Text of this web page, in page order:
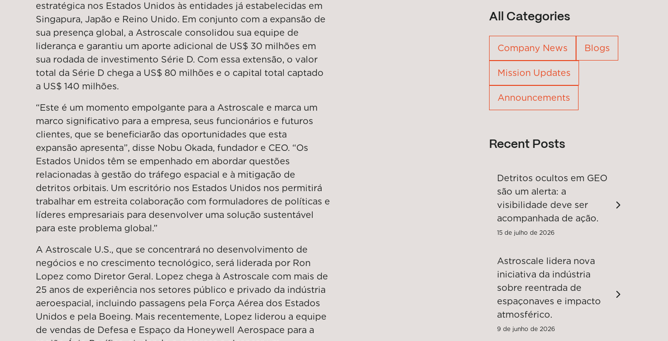
estratégica nos Estados Unidos às entidades já estabelecidas em
Singapura, Japão e Reino Unido. Em conjunto com a expansão de
sua presença global, a Astroscale consolidou sua equipe de
liderança e garantiu um aporte adicional de US$ 30 milhões em
sua rodada de investimento Série D. Com essa extensão, o valor
total da Série D chega a US$ 80 milhões e o capital total captado
a US$ 140 milhões.
“Este é um momento empolgante para a Astroscale e marca um
marco significativo para a empresa, seus funcionários e futuros
clientes, que se beneficiarão das oportunidades que esta
expansão apresenta”, disse Nobu Okada, fundador e CEO. “Os
Estados Unidos têm se empenhado em abordar questões
relacionadas à gestão do tráfego espacial e à mitigação de
detritos orbitais. Um escritório nos Estados Unidos nos permitirá
trabalhar em estreita colaboração com formuladores de políticas e
líderes empresariais para desenvolver uma solução sustentável
para este problema global.”
A Astroscale U.S., que se concentrará no desenvolvimento de
negócios e no crescimento tecnológico, será liderada por Ron
Lopez como Diretor Geral. Lopez chega à Astroscale com mais de
25 anos de experiência nos setores público e privado da indústria
aeroespacial, incluindo passagens pela Força Aérea dos Estados
Unidos e pela Boeing. Mais recentemente, Lopez liderou a equipe
de vendas de Defesa e Espaço da Honeywell Aerospace para a
All Categories
Company News Blogs
Mission Updates
Announcements
Recent Posts
Detritos ocultos em GEO
são um alerta: a
visibilidade deve ser
acompanhada de ação.
15 de julho de 2026
Astroscale lidera nova
iniciativa da indústria
sobre reentrada de
espaçonaves e impacto
atmosférico.
9 de junho de 2026